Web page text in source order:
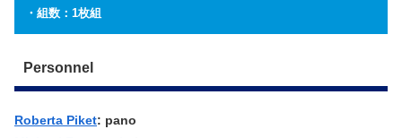
・組数：1枚組
Personnel
Roberta Piket: pano